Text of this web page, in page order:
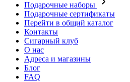
Подарочные наборы
Подарочные сертификаты
Перейти в общий каталог
Контакты
Сигарный клуб
О нас
Адреса и магазины
Блог
FAQ